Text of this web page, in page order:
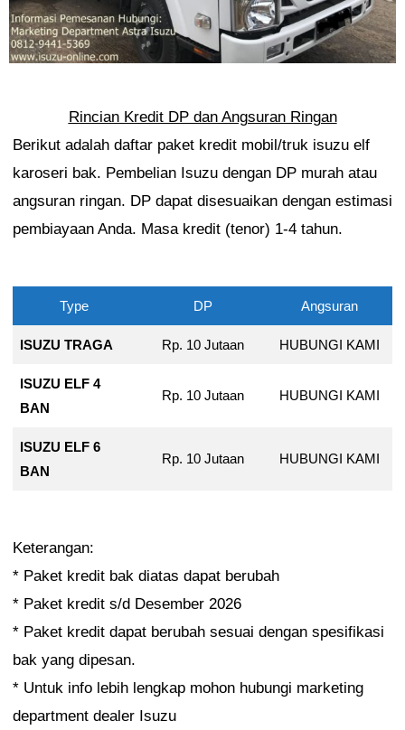
Rincian Kredit DP dan Angsuran Ringan
Berikut adalah daftar paket kredit mobil/truk isuzu elf
karoseri bak. Pembelian Isuzu dengan DP murah atau
angsuran ringan. DP dapat disesuaikan dengan estimasi
pembiayaan Anda. Masa kredit (tenor) 1-4 tahun.
Type DP Angsuran
ISUZU TRAGA Rp. 10 Jutaan HUBUNGI KAMI
ISUZU ELF 4
BAN
Rp. 10 Jutaan HUBUNGI KAMI
ISUZU ELF 6
BAN
Rp. 10 Jutaan HUBUNGI KAMI
Keterangan:
* Paket kredit bak diatas dapat berubah
* Paket kredit s/d Desember 2026
* Paket kredit dapat berubah sesuai dengan spesifikasi
bak yang dipesan.
* Untuk info lebih lengkap mohon hubungi marketing
department dealer Isuzu